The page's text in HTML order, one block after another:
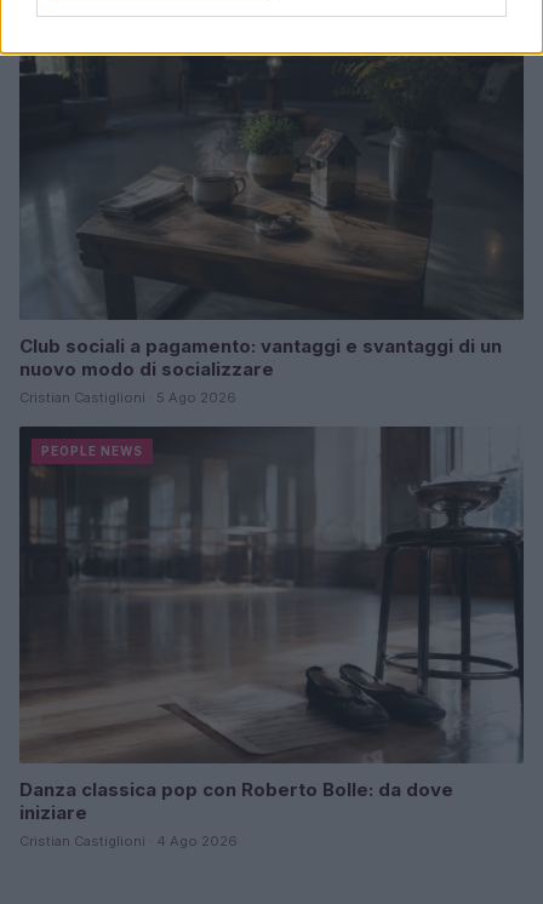
Club sociali a pagamento: vantaggi e svantaggi di un
nuovo modo di socializzare
Cristian Castiglioni · 5 Ago 2026
PEOPLE NEWS
Danza classica pop con Roberto Bolle: da dove
iniziare
Cristian Castiglioni · 4 Ago 2026